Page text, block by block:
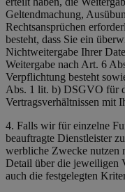
Geltendmachung,
Rechtsansprüchen
besteht, dass Sie ein
Nichtweitergabe Ihrer
Weitergabe nach Art. 6
Verpflichtung besteht
Abs. 1 lit. b) DSGVO für
Vertragsverhältnissen mit
4. Falls wir für einzelne
beauftragte Dienstleister
werbliche Zwecke nutzen
Detail über die jeweiligen
auch die festgelegten